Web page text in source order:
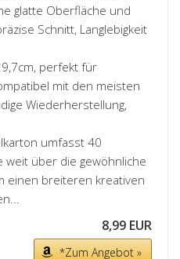
glatte Oberfläche und
Schnitt, Langlebigkeit
perfekt für
mit den meisten
Wiederherstellung,
umfasst 40
weit über die gewöhnliche
einen breiteren kreativen
8,99 EUR
*Zum Angebot »